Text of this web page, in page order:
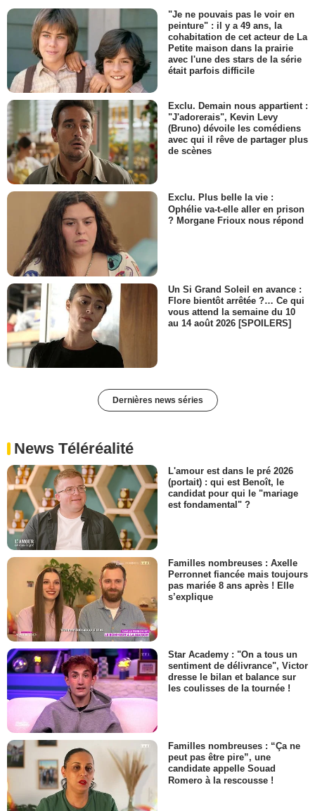
"Je ne pouvais pas le voir en
peinture" : il y a 49 ans, la
cohabitation de cet acteur de La
Petite maison dans la prairie
avec l'une des stars de la série
était parfois difficile
Exclu. Demain nous appartient :
"J'adorerais", Kevin Levy
(Bruno) dévoile les comédiens
avec qui il rêve de partager plus
de scènes
Exclu. Plus belle la vie :
Ophélie va-t-elle aller en prison
? Morgane Frioux nous répond
Un Si Grand Soleil en avance :
Flore bientôt arrêtée ?… Ce qui
vous attend la semaine du 10
au 14 août 2026 [SPOILERS]
Dernières news séries
News Téléréalité
L'amour est dans le pré 2026
(portait) : qui est Benoît, le
candidat pour qui le "mariage
est fondamental" ?
Familles nombreuses : Axelle
Perronnet fiancée mais toujours
pas mariée 8 ans après ! Elle
s’explique
Star Academy : "On a tous un
sentiment de délivrance", Victor
dresse le bilan et balance sur
les coulisses de la tournée !
Familles nombreuses : “Ça ne
peut pas être pire”, une
candidate appelle Souad
Romero à la rescousse !